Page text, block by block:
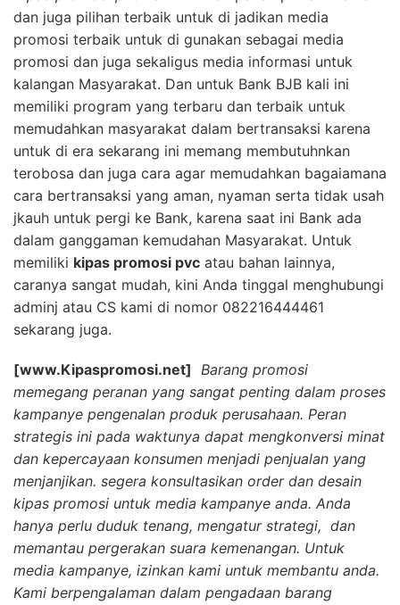
dan juga pilihan terbaik untuk di jadikan media
promosi terbaik untuk di gunakan sebagai media
promosi dan juga sekaligus media informasi untuk
kalangan Masyarakat. Dan untuk Bank BJB kali ini
memiliki program yang terbaru dan terbaik untuk
memudahkan masyarakat dalam bertransaksi karena
untuk di era sekarang ini memang membutuhnkan
terobosa dan juga cara agar memudahkan bagaiamana
cara bertransaksi yang aman, nyaman serta tidak usah
jkauh untuk pergi ke Bank, karena saat ini Bank ada
dalam ganggaman kemudahan Masyarakat. Untuk
memiliki kipas promosi pvc atau bahan lainnya,
caranya sangat mudah, kini Anda tinggal menghubungi
adminj atau CS kami di nomor 082216444461
sekarang juga.
[www.Kipaspromosi.net] Barang promosi
memegang peranan yang sangat penting dalam proses
kampanye pengenalan produk perusahaan. Peran
strategis ini pada waktunya dapat mengkonversi minat
dan kepercayaan konsumen menjadi penjualan yang
menjanjikan. segera konsultasikan order dan desain
kipas promosi untuk media kampanye anda. Anda
hanya perlu duduk tenang, mengatur strategi, dan
memantau pergerakan suara kemenangan. Untuk
media kampanye, izinkan kami untuk membantu anda.
Kami berpengalaman dalam pengadaan barang